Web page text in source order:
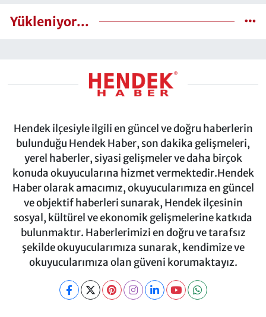
Yükleniyor...
Hendek ilçesiyle ilgili en güncel ve doğru haberlerin
bulunduğu Hendek Haber, son dakika gelişmeleri,
yerel haberler, siyasi gelişmeler ve daha birçok
konuda okuyucularına hizmet vermektedir.Hendek
Haber olarak amacımız, okuyucularımıza en güncel
ve objektif haberleri sunarak, Hendek ilçesinin
sosyal, kültürel ve ekonomik gelişmelerine katkıda
bulunmaktır. Haberlerimizi en doğru ve tarafsız
şekilde okuyucularımıza sunarak, kendimize ve
okuyucularımıza olan güveni korumaktayız.